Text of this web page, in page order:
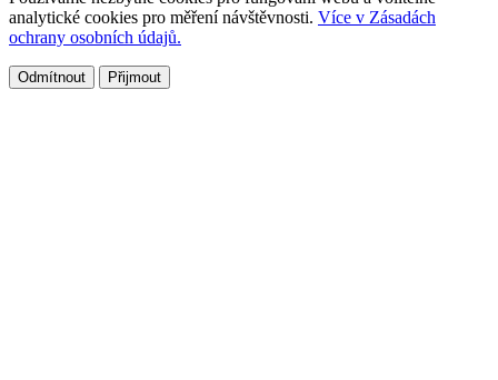
analytické cookies pro měření návštěvnosti. Více v Zásadách
ochrany osobních údajů.
Odmítnout Přijmout